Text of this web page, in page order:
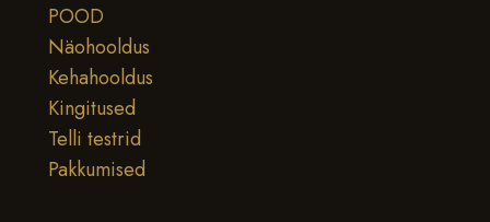
POOD
Näohooldus
Kehahooldus
Kingitused
Telli testrid
Pakkumised